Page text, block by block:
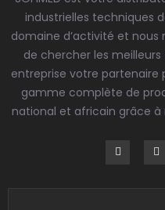
industrielles techniques
domaine d’activité et
de chercher les
entreprise votre partenaire
gamme complète de
national et africain grâce à